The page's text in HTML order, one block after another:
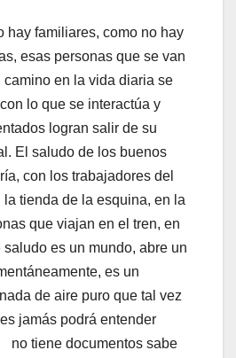
hay familiares, como no hay
esas personas que se van
en la vida diaria se
lo que se interactúa y
logran salir de su
El saludo de los buenos
con los trabajadores del
tienda de la esquina, en la
que viajan en el tren, en
es un mundo, abre un
es un
de aire puro que tal vez
jamás podrá entender
no tiene documentos sabe